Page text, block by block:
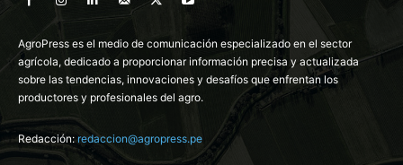
AgroPress es el medio de comunicación especializado en el sector
agrícola, dedicado a proporcionar información precisa y actualizada
sobre las tendencias, innovaciones y desafíos que enfrentan los
productores y profesionales del agro.
Redacción:redaccion@agropress.pe